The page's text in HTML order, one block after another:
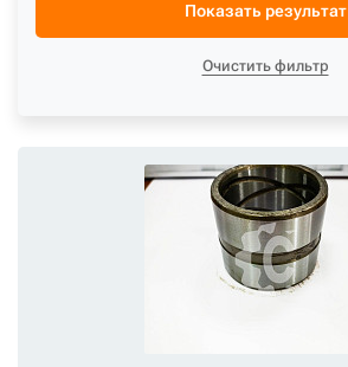
Показать результат
Очистить фильтр